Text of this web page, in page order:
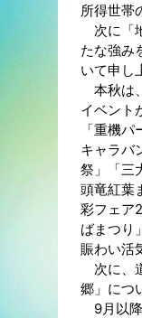
所得世帯
次に「
たな強み
いて申し
本秋は
イベント
「重機
キャラバ
祭」「三
頭竜紅葉
彩フェア
ばまつり
賑わい活
次に、
郷」につ
9月以降